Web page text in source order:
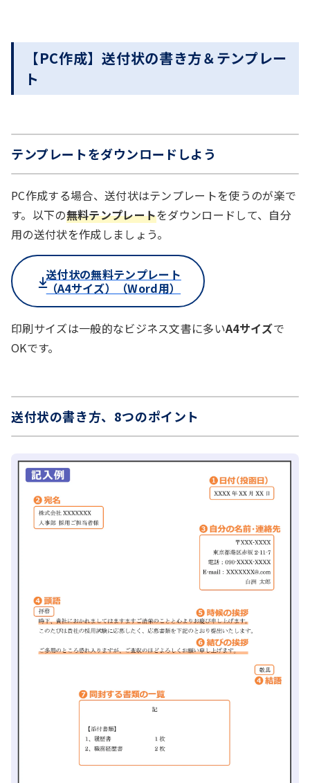
【PC作成】送付状の書き方＆テンプレー
ト
テンプレートをダウンロードしよう
PC作成する場合、送付状はテンプレートを使うのが楽で
す。以下の無料テンプレートをダウンロードして、自分
用の送付状を作成しましょう。
送付状の無料テンプレート
（A4サイズ）（Word用）
印刷サイズは一般的なビジネス文書に多いA4サイズで
OKです。
送付状の書き方、8つのポイント